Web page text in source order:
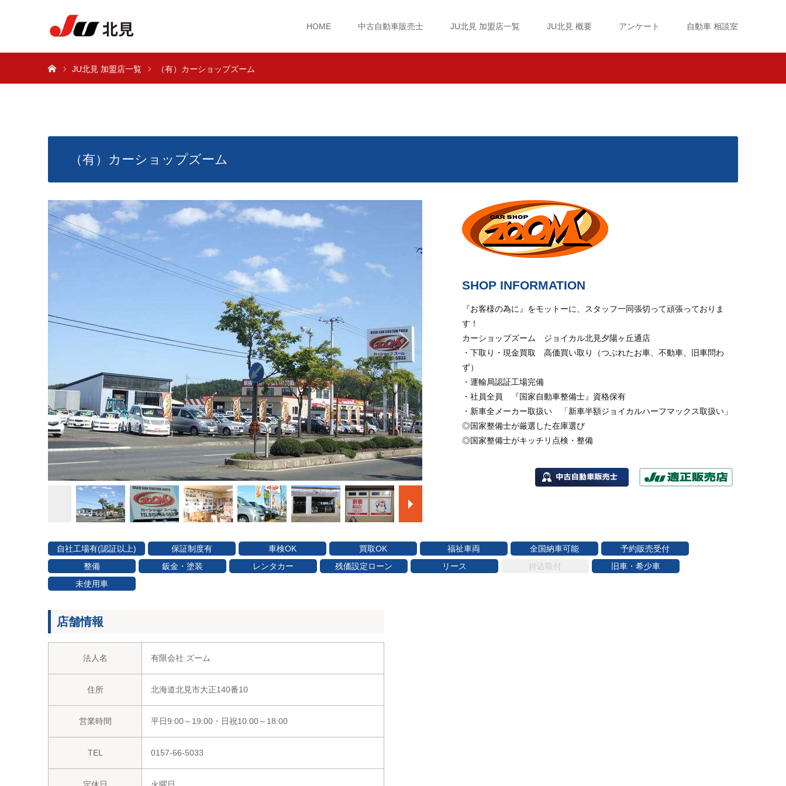
HOME 中古自動車販売士 JU北見 加盟店一覧 JU北見 概要 アンケート 自動車 相談室
JU北見 加盟店一覧 （有）カーショップズーム
（有）カーショップズーム
SHOP INFORMATION
『お客様の為に』をモットーに、スタッフ一同張切って頑張っておりま
す！
カーショップズーム ジョイカル北見夕陽ヶ丘通店
・下取り・現金買取 高価買い取り（つぶれたお車、不動車、旧車問わ
ず）
・運輸局認証工場完備
・社員全員 『国家自動車整備士』資格保有
・新車全メーカー取扱い 「新車半額ジョイカルハーフマックス取扱い」
◎国家整備士が厳選した在庫選び
◎国家整備士がキッチリ点検・整備
自社工場有(認証以上) 保証制度有 車検OK 買取OK 福祉車両 全国納車可能
予約販売受付
整備
鈑金・塗装 レンタカー 残価設定ローン リース 持込取付
旧車・希少車
未使用車
店舗情報
法人名 有限会社 ズーム
住所 北海道北見市大正140番10
営業時間 平日9:00～19:00・日祝10:00～18:00
TEL 0157-66-5033